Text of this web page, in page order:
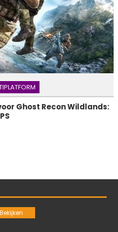
Ghost Recon Wildlands: